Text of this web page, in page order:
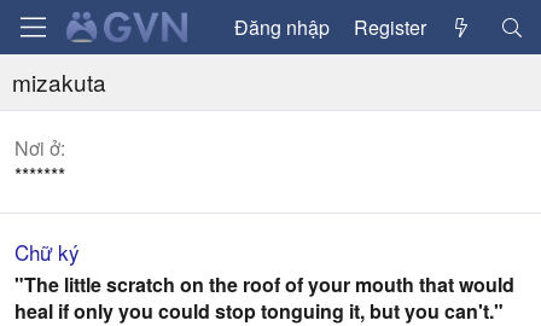
Đăng nhập Register
mizakuta
Nơi ở
*******
Chữ ký
"The little scratch on the roof of your mouth that would
heal if only you could stop tonguing it, but you can't."